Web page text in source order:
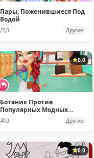
Пары, Поженившиеся Под
Водой
0 Другие
0.0
Ботаник Против
Популярных Модных
Кукол
0 Другие
0.0